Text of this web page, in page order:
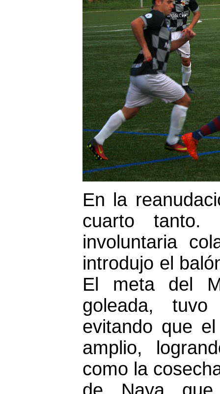
En la
cuarto
involuntaria
introdujo el
El meta del
goleada,
evitando que
amplio,
como la